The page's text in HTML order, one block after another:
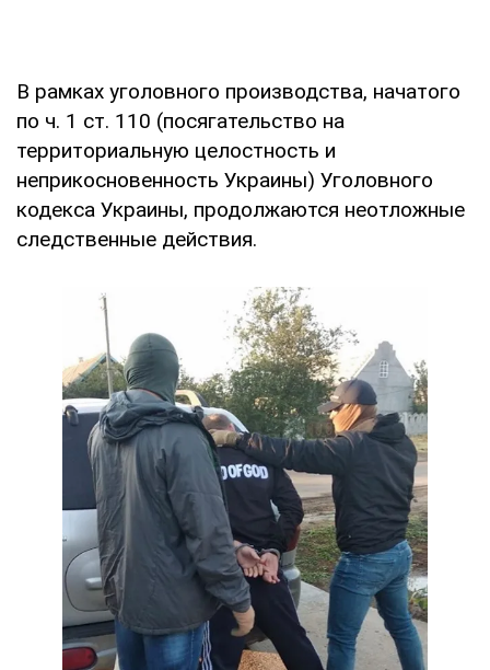
В рамках уголовного производства, начатого
по ч. 1 ст. 110 (посягательство на
территориальную целостность и
неприкосновенность Украины) Уголовного
кодекса Украины, продолжаются неотложные
следственные действия.